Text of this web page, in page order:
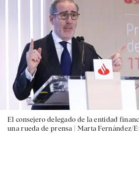
El consejero delegado de la entidad
una rueda de prensa | Marta Fernández/